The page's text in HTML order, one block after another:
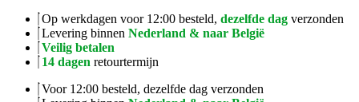
Op werkdagen voor 12:00 besteld, dezelfde dag verzonden
Levering binnen Nederland & naar België
Veilig betalen
14 dagen retourtermijn
Voor 12:00 besteld, dezelfde dag verzonden